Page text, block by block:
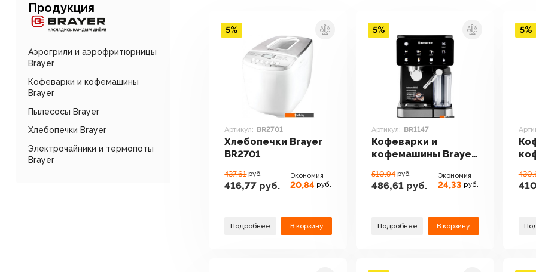
Продукция
Аэрогрили и аэрофритюрницы
Brayer
Кофеварки и кофемашины
Brayer
Пылесосы Brayer
Хлебопечки Brayer
Электрочайники и термопоты
Brayer
Артикул: BR2701
Хлебопечки Brayer
BR2701
437.61 руб.
416,77 руб.
Экономия
20,84 руб.
Подробнее В корзину
5%
Артикул: BR1147
Кофеварки и
кофемашины Brayer
510.94 руб.
486,61 руб.
Экономия
24,33 руб.
Подробнее В корзину
5% 5%